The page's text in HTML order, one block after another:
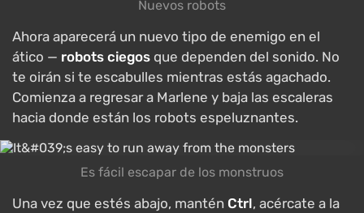
Nuevos robots
Ahora aparecerá un nuevo tipo de enemigo en el
ático — robots ciegos que dependen del sonido. No
te oirán si te escabulles mientras estás agachado.
Comienza a regresar a Marlene y baja las escaleras
hacia donde están los robots espeluznantes.
Es fácil escapar de los monstruos
Una vez que estés abajo, mantén Ctrl, acércate a la